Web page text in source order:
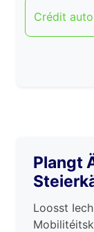
Crédit auto
Plangt
Loosst